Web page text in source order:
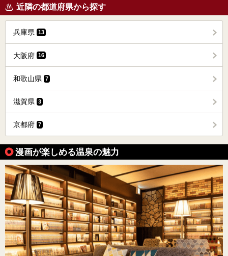
近隣の都道府県から探す
兵庫県 13
大阪府 16
和歌山県 7
滋賀県 3
京都府 7
漫画が楽しめる温泉の魅力